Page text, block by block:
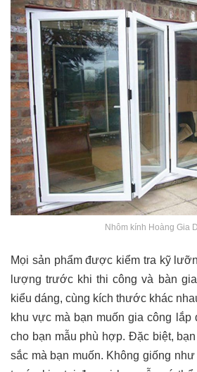
Nhôm kính Hoàng Gia
Mọi sản phẩm được kiểm tra kỹ
lượng trước khi thi công và bàn
kiểu dáng, cùng kích thước khác
khu vực mà bạn muốn gia công lắp
cho bạn mẫu phù hợp. Đặc biệt,
sắc mà bạn muốn. Không giống